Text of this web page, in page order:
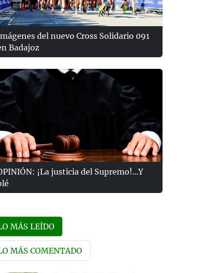
del nuevo Cross Solidario 091
Badajoz
¡La justicia del Supremo!...Y
MÁS LEÍDO
MÁS COMENTADO